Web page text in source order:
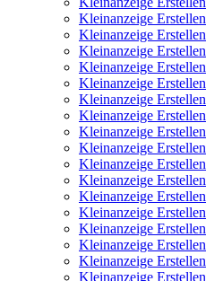
Kleinanzeige Erstellen
Kleinanzeige Erstellen
Kleinanzeige Erstellen
Kleinanzeige Erstellen
Kleinanzeige Erstellen
Kleinanzeige Erstellen
Kleinanzeige Erstellen
Kleinanzeige Erstellen
Kleinanzeige Erstellen
Kleinanzeige Erstellen
Kleinanzeige Erstellen
Kleinanzeige Erstellen
Kleinanzeige Erstellen
Kleinanzeige Erstellen
Kleinanzeige Erstellen
Kleinanzeige Erstellen
Kleinanzeige Erstellen